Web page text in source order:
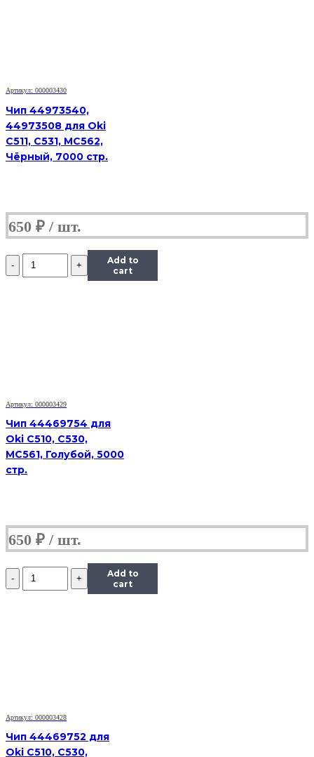
Артикул: 000003430
Чип 44973540,
44973508 для Oki
C511, C531, MC562,
Чёрный, 7000 стр.
650 ₽
Количество
Чип
Add to
cart
Артикул: 000003429
Чип 44469754 для
Oki C510, C530,
MC561, Голубой, 5000
стр.
650 ₽
Количество
Чип
Add to
cart
Артикул: 000003428
Чип 44469752 для
Oki C510, C530,